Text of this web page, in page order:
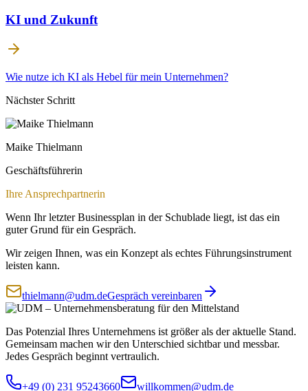
KI und Zukunft
Wie nutze ich KI als Hebel für mein Unternehmen?
Nächster Schritt
Maike Thielmann
Geschäftsführerin
Ihre Ansprechpartnerin
Wenn Ihr letzter Businessplan in der Schublade liegt, ist das ein
guter Grund für ein Gespräch.
Wir zeigen Ihnen, was ein Konzept als echtes Führungsinstrument
leisten kann.
thielmann@udm.deGespräch vereinbaren
Das Potenzial Ihres Unternehmens ist größer als der aktuelle Stand.
Gemeinsam machen wir den Unterschied sichtbar und messbar.
Jedes Gespräch beginnt vertraulich.
+49 (0) 231 95243660 willkommen@udm.de